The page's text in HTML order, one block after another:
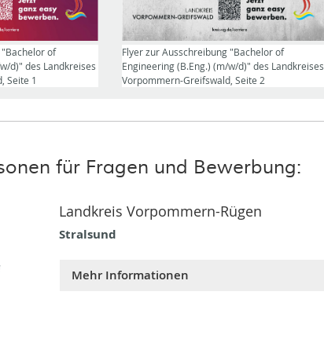
of
d)" des Landkreises
Seite 1
Flyer zur Ausschreibung "Bachelor of
Engineering (B.Eng.) (m/w/d)" des Landkreises
Vorpommern-Greifswald, Seite 2
für Fragen und Bewerbung:
Landkreis Vorpommern-Rügen
Stralsund
Mehr Informationen